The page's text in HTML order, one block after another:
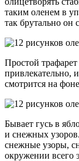
таким оленем в
так брутально он
Простой
привлекательно,
смотрится на
Бывает гусь в
и снежных
снежные узоры,
окружении всего